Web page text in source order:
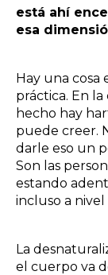
está ahí
esa
Hay una
práctica. En
hecho hay
puede creer.
darle eso un
Son las
estando
incluso a nivel
La
el cuerpo va